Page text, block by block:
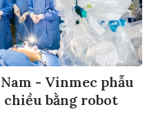
- Vinmec phẫu
bằng robot